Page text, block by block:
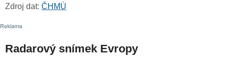
Zdroj dat: ČHMÚ
Radarový snímek Evropy